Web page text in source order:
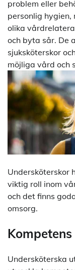
problem eller
personlig
olika
och byta sår. De
sjuksköterskor
möjliga vård och
Undersköterskor
viktig roll inom
och det finns
omsorg.
Undersköterska